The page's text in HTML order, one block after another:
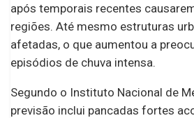
após temporais recentes
regiões. Até mesmo estruturas
afetadas, o que aumentou a
episódios de chuva intensa.
Segundo o Instituto Nacional de
previsão inclui pancadas fortes